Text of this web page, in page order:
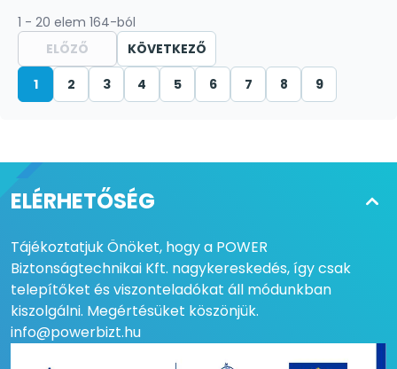
1 - 20 elem 164-ból
ELŐZŐ
1
2 3 4 5 6 7 8 9
KÖVETKEZŐ
ELÉRHETŐSÉG
Tájékoztatjuk Önöket, hogy a POWER
Biztonságtechnikai Kft. nagykereskedés, így csak
telepítőket és viszonteladókat áll módunkban
kiszolgálni. Megértésüket köszönjük.
info@powerbizt.hu